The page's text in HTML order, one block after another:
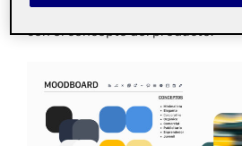
tipografía e iconografía que
con el concepto del producto.